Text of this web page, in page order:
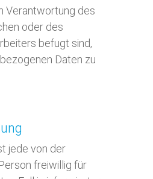
Verantwortung des
oder des
befugt sind,
Daten zu
jede von der
freiwillig für